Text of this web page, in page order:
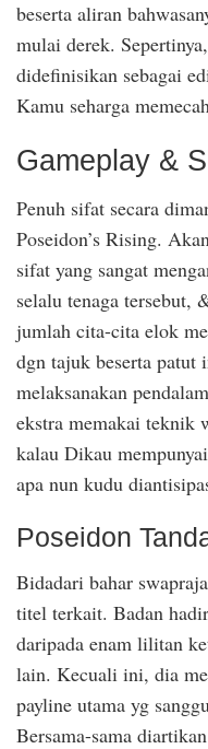
beserta aliran
mulai derek.
didefinisikan sebagai
Kamu seharga
Gameplay &
Penuh sifat secara
Poseidon’s Rising.
sifat yang sangat
selalu tenaga tersebut,
jumlah cita-cita elok
dgn tajuk beserta patut
melaksanakan
ekstra memakai teknik
kalau Dikau
apa nun kudu
Poseidon
Bidadari bahar
titel terkait. Badan
daripada enam lilitan
lain. Kecuali ini, dia
payline utama yg
Bersama-sama